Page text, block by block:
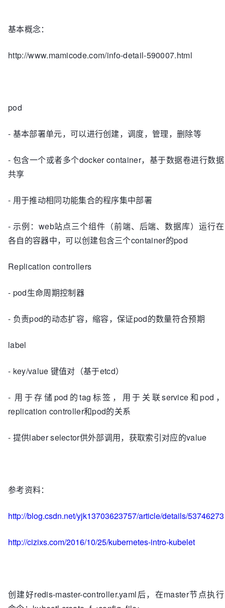
基本概念：
http://www.mamicode.com/info-detail-590007.html
pod
- 基本部署单元，可以进行创建，调度，管理，删除等
- 包含一个或者多个docker container，基于数据卷进行数据
共享
- 用于推动相同功能集合的程序集中部署
- 示例：web站点三个组件（前端、后端、数据库）运行在
各自的容器中，可以创建包含三个container的pod
Replication controllers
- pod生命周期控制器
- 负责pod的动态扩容，缩容，保证pod的数量符合预期
label
- key/value 键值对（基于etcd）
- 用于存储pod的tag标签，用于关联service和pod，
replication controller和pod的关系
- 提供laber selector供外部调用，获取索引对应的value
参考资料：
http://blog.csdn.net/yjk13703623757/article/details/53746273
http://cizixs.com/2016/10/25/kubernetes-intro-kubelet
创建好redis-master-controller.yaml后，在master节点执行